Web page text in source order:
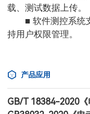
载、测试数据上传。
■ 软件测控系统支
持用户权限管理。
产品应用
GB/T 18384-2020《